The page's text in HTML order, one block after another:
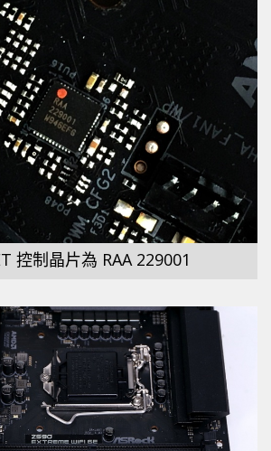
控制晶片為 RAA 229001